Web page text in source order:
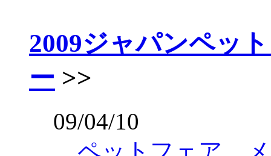
2009ジャパンペッ
ー >>
09/04/10